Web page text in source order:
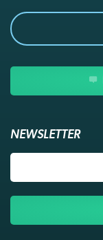
NEWSLETTER
Adresse